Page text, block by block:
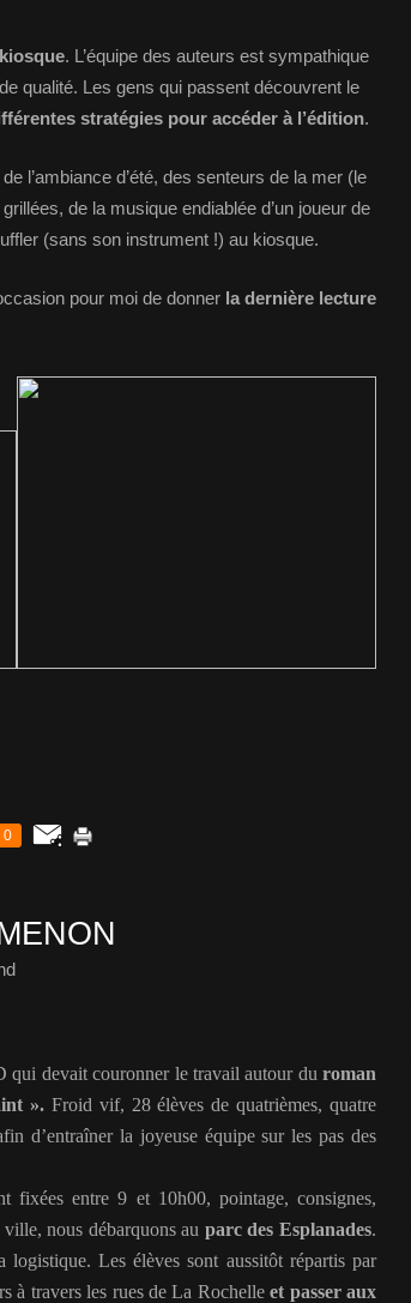
. L’équipe des auteurs est sympathique
qualité. Les gens qui passent découvrent le
stratégies pour accéder à l’édition.
d’été, des senteurs de la mer (le
de la musique endiablée d’un joueur de
(sans son instrument !) au kiosque.
pour moi de donner la dernière lecture
0
devait couronner le travail autour du roman
».Froid vif, 28 élèves de quatrièmes, quatre
d’entraîner la joyeuse équipe sur les pas des
fixées entre 9 et 10h00, pointage, consignes,
nous débarquons au parc des Esplanades.
Les élèves sont aussitôt répartis par
à travers les rues de La Rochelleet passer aux